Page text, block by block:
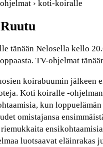
› koti-koiralle
tänään Nelosella kello
TV-ohjelmat
koirabuumin jälkeen
Koti koiralle -
kun
omistajansa
luotsaavat eläinrakas